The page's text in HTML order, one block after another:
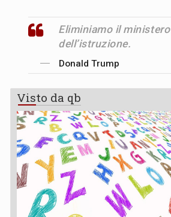
Eliminiamo il ministero
dell’istruzione.
Donald Trump
Visto da qb